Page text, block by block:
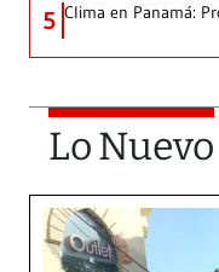
5 Clima en Panamá:
Lo Nuevo